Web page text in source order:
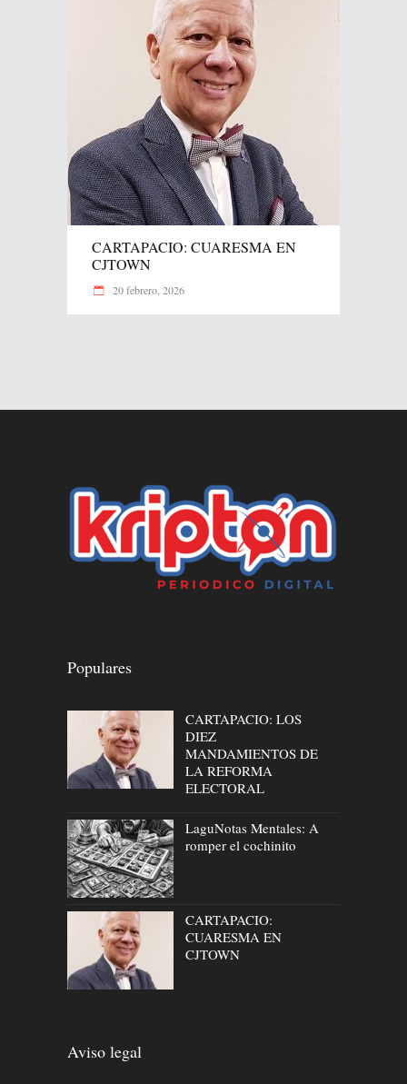
CARTAPACIO: CUARESMA EN
CJTOWN
20 febrero, 2026
Populares
CARTAPACIO: LOS
DIEZ
MANDAMIENTOS DE
LA REFORMA
ELECTORAL
LaguNotas Mentales: A
romper el cochinito
CARTAPACIO:
CUARESMA EN
CJTOWN
Aviso legal